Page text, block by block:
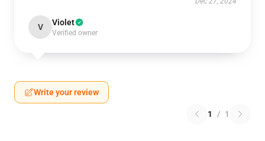
V Violet
Verified owner
Write your review
1 / 1